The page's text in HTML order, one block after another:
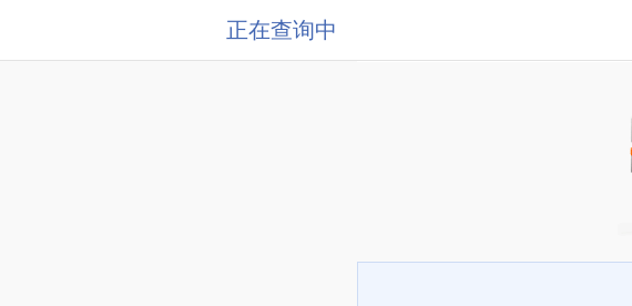
正在查询中